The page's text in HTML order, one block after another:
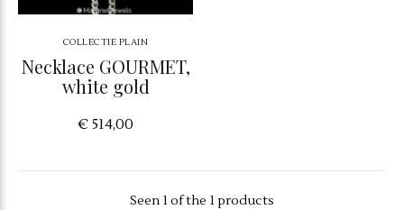
COLLECTIE PLAIN
Necklace GOURMET,
white gold
€ 514,00
Seen 1 of the 1 products